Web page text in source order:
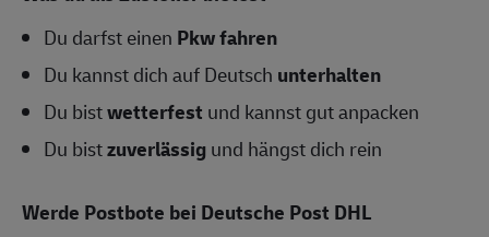
Du darfst einen Pkw fahren
Du kannst dich auf Deutsch unterhalten
Du bistwetterfest und kannst gut anpacken
Du bistzuverlässigund hängst dich rein
Werde Postbote bei Deutsche Post DHL